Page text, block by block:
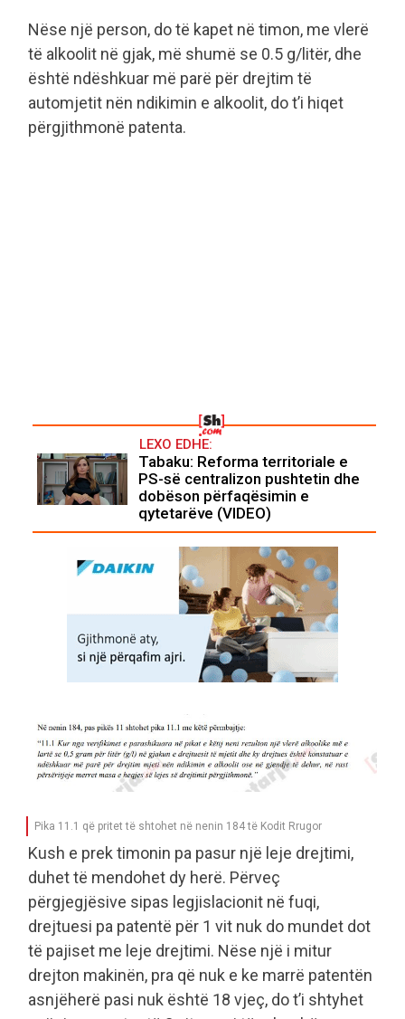
Nëse një person, do të kapet në timon, me vlerë
të alkoolit në gjak, më shumë se 0.5 g/litër, dhe
është ndëshkuar më parë për drejtim të
automjetit nën ndikimin e alkoolit, do t’i hiqet
përgjithmonë patenta.
LEXO EDHE:
Tabaku: Reforma territoriale e
PS-së centralizon pushtetin dhe
dobëson përfaqësimin e
qytetarëve (VIDEO)
Pika 11.1 që pritet të shtohet në nenin 184 të Kodit Rrugor
Kush e prek timonin pa pasur një leje drejtimi,
duhet të mendohet dy herë. Përveç
përgjegjësive sipas legjislacionit në fuqi,
drejtuesi pa patentë për 1 vit nuk do mundet dot
të pajiset me leje drejtimi. Nëse një i mitur
drejton makinën, pra që nuk e ke marrë patentën
asnjëherë pasi nuk është 18 vjeç, do t’i shtyhet